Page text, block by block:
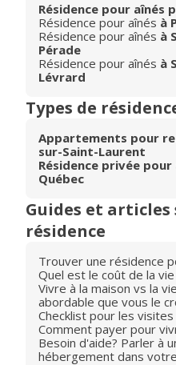
Résidence pour aînés
Résidence pour aînés à
Résidence pour aînés à
Pérade
Résidence pour aînés à
Lévrard
Types de
Appartements pour
sur-Saint-Laurent
Résidence privée
Québec
Guides et articles
résidence
Trouver une résidence
Quel est le coût de la
Vivre à la maison vs la
abordable que vous le
Checklist pour les
Comment payer pour
Besoin d'aide? Parler à
hébergement dans